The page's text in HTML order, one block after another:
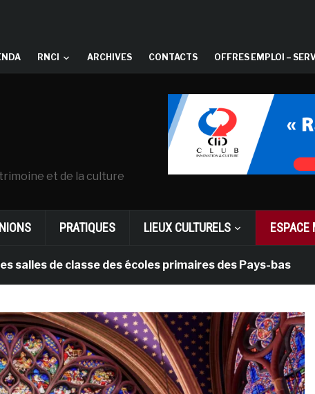
RNCI ARCHIVES CONTACTS OFFRES EMPLOI –
et de la culture
PRATIQUES LIEUX CULTURELS ESPACE
classe des écoles primaires des Pays-bas il y a 1